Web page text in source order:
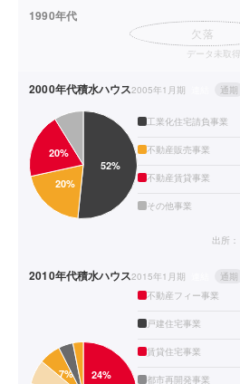
1990年代
欠落
データ未取
2000年代積水ハウス2005年1月期 通期
工業化住宅請負事業
不動産販売事業
不動産賃貸事業
その他事業
出所：
2010年代積水ハウス2015年1月期
通期
不動産フィー事業
戸建住宅事業
賃貸住宅事業
都市再開発事業